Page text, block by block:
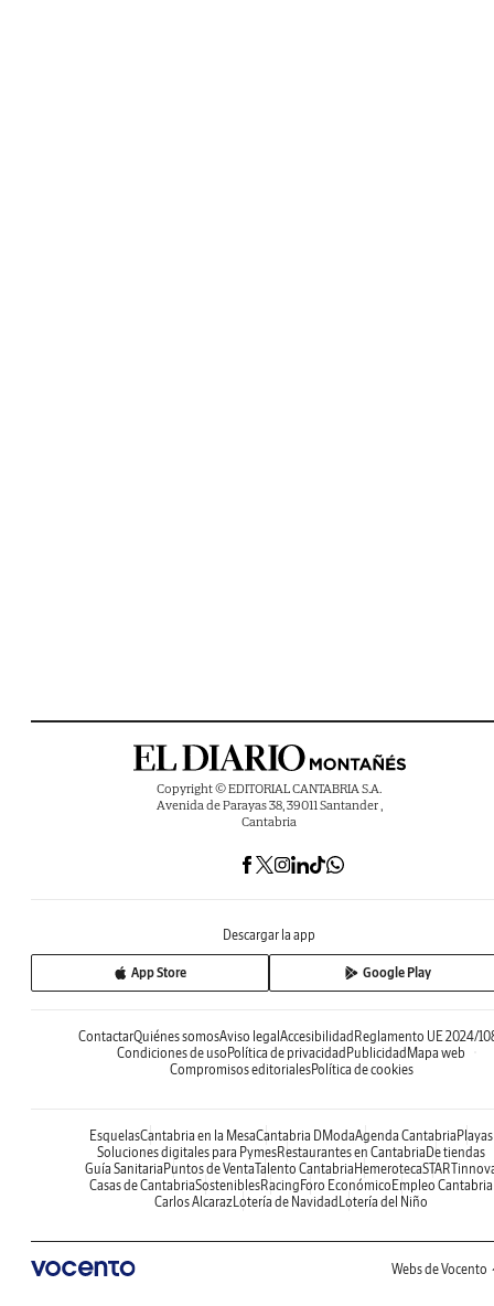
Copyright © EDITORIAL CANTABRIA S.A.
Avenida de Parayas 38, 39011 Santander ,
Cantabria
Descargar la app
App Store Google Play
ContactarQuiénes somosAviso legalAccesibilidadReglamento UE 2024/
Condiciones de usoPolítica de privacidadPublicidadMapa web
Compromisos editorialesPolítica de cookies
EsquelasCantabria en la MesaCantabria DModaAgenda CantabriaPlayas
Soluciones digitales para PymesRestaurantes en CantabriaDe tiendas
Guía SanitariaPuntos de VentaTalento CantabriaHemeroteca
Casas de CantabriaSosteniblesRacingForo EconómicoEmpleo Cantabria
Carlos AlcarazLotería de NavidadLotería del Niño
Webs de Vocento